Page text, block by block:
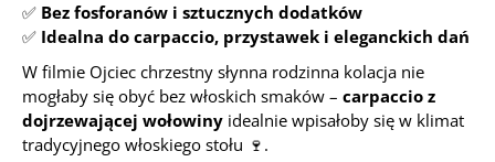
✅ Bez fosforanów i sztucznych dodatków
✅ Idealna do carpaccio, przystawek i eleganckich dań
W filmie Ojciec chrzestny słynna rodzinna kolacja nie
mogłaby się obyć bez włoskich smaków – carpaccio z
dojrzewającej wołowiny idealnie wpisałoby się w klimat
tradycyjnego włoskiego stołu 🍷.